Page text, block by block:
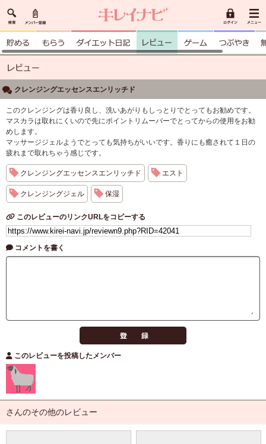
クレンジングエッセンスエンリッチド
このクレンジングは香り良し、洗いあがりもしっとりでとってもお勧めです。
マスカラは取れにくいので先にポイントリムーバーでとってからの使用をお勧
めします。
マッサージジェルようでとっても気持ちがいいです。香りにも癒されて１日の
疲れまで取れちゃう感じです。
クレンジングエッセンスエンリッチド エスト
クレンジングジェル 保湿
このレビューのリンクURLをコピーする
コメントを書く
このレビューを投稿したメンバー
さんのその他のレビュー